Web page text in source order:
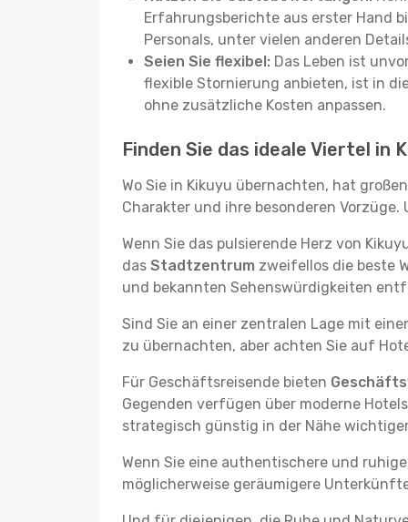
Erfahrungsberichte aus erster Hand
Personals, unter vielen anderen
Seien Sie flexibel: Das Leben ist
flexible Stornierung anbieten, ist in
ohne zusätzliche Kosten anpassen.
Finden Sie das ideale Viertel in
Wo Sie in Kikuyu übernachten, hat
Charakter und ihre besonderen
Wenn Sie das pulsierende Herz von
das Stadtzentrum zweifellos die beste
und bekannten Sehenswürdigkeiten
Sind Sie an einer zentralen Lage mit
zu übernachten, aber achten Sie auf
Für Geschäftsreisende bieten
Gegenden verfügen über moderne
strategisch günstig in der Nähe
Wenn Sie eine authentischere und
möglicherweise geräumigere